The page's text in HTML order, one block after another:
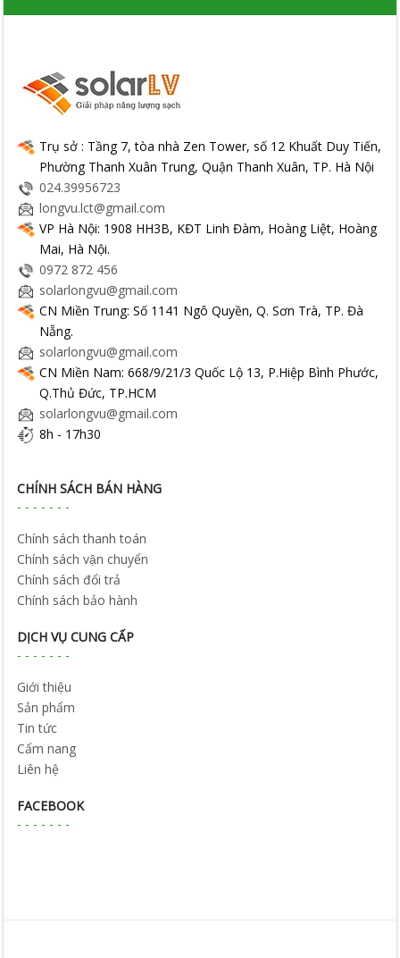
Trụ sở : Tầng 7, tòa nhà Zen Tower, số 12 Khuất Duy Tiến,
Phường Thanh Xuân Trung, Quận Thanh Xuân, TP. Hà Nội
024.39956723
longvu.lct@gmail.com
VP Hà Nội: 1908 HH3B, KĐT Linh Đàm, Hoàng Liệt, Hoàng
Mai, Hà Nội.
0972 872 456
solarlongvu@gmail.com
CN Miền Trung: Số 1141 Ngô Quyền, Q. Sơn Trà, TP. Đà
Nẵng.
solarlongvu@gmail.com
CN Miền Nam: 668/9/21/3 Quốc Lộ 13, P.Hiệp Bình Phước,
Q.Thủ Đức, TP.HCM
solarlongvu@gmail.com
8h - 17h30
CHÍNH SÁCH BÁN HÀNG
Chính sách thanh toán
Chính sách vận chuyển
Chính sách đổi trả
Chính sách bảo hành
DỊCH VỤ CUNG CẤP
Giới thiệu
Sản phẩm
Tin tức
Cẩm nang
Liên hệ
FACEBOOK